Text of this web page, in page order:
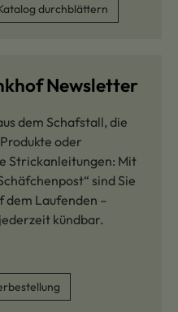
durchblättern
Newsletter
dem Schafstall, die
oder
Strickanleitungen: Mit
sind Sie
dem Laufenden –
kündbar.